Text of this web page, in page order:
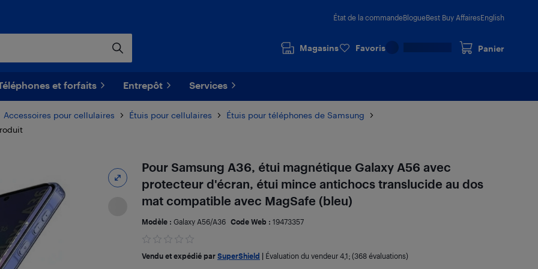
État de la commandeBlogueBest Buy AffairesEnglish
Magasins Favoris Panier
et forfaits Entrepôt Services
Accessoires pour cellulaires Étuis pour cellulaires
Étuis pour téléphones de Samsung
Pour Samsung A36, étui magnétique Galaxy A56 avec
protecteur d'écran, étui mince antichocs translucide au dos
mat compatible avec MagSafe (bleu)
Modèle : Galaxy A56/A36 Code Web : 19473357
Vendu et expédié par SuperShield Évaluation du vendeur 4,1; (368 évaluations)